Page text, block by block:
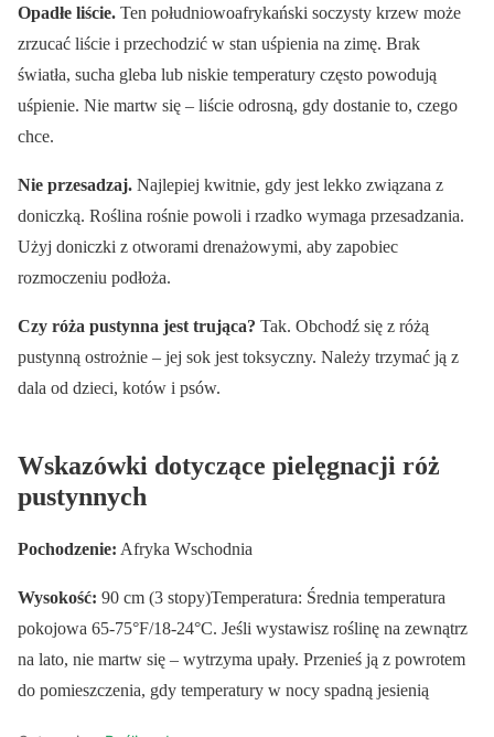
Opadłe liście. Ten południowoafrykański soczysty krzew może
zrzucać liście i przechodzić w stan uśpienia na zimę. Brak
światła, sucha gleba lub niskie temperatury często powodują
uśpienie. Nie martw się – liście odrosną, gdy dostanie to, czego
chce.
Nie przesadzaj. Najlepiej kwitnie, gdy jest lekko związana z
doniczką. Roślina rośnie powoli i rzadko wymaga przesadzania.
Użyj doniczki z otworami drenażowymi, aby zapobiec
rozmoczeniu podłoża.
Czy róża pustynna jest trująca? Tak. Obchodź się z różą
pustynną ostrożnie – jej sok jest toksyczny. Należy trzymać ją z
dala od dzieci, kotów i psów.
Wskazówki dotyczące pielęgnacji róż
pustynnych
Pochodzenie: Afryka Wschodnia
Wysokość: 90 cm (3 stopy)Temperatura: Średnia temperatura
pokojowa 65-75°F/18-24°C. Jeśli wystawisz roślinę na zewnątrz
na lato, nie martw się – wytrzyma upały. Przenieś ją z powrotem
do pomieszczenia, gdy temperatury w nocy spadną jesienią